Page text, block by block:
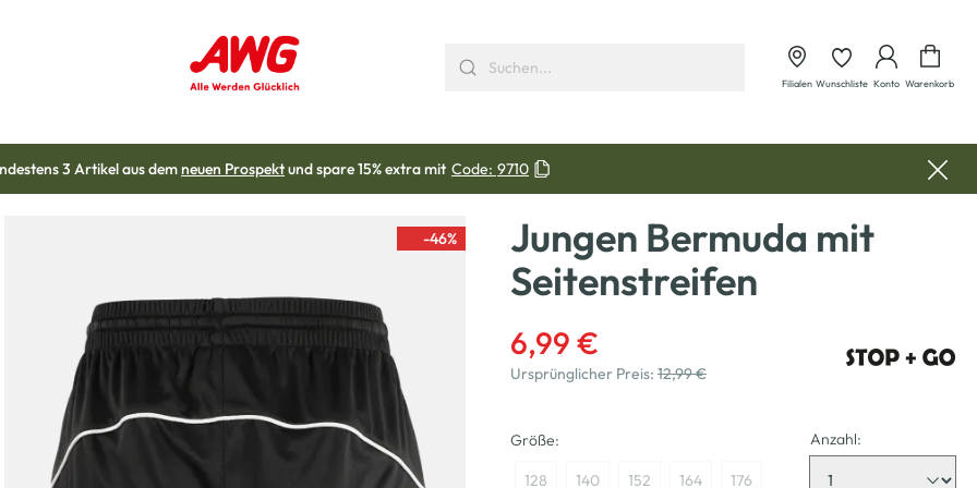
Filialen Wunschliste Konto Warenkorb
3 Artikel aus demneuen Prospektund spare 15% extra mit Code: 9710
-46%
Jungen Bermuda mit
Seitenstreifen
6,99 €
Ursprünglicher Preis: 12,99 €
Größe:
128 140 152 164 176
Anzahl: